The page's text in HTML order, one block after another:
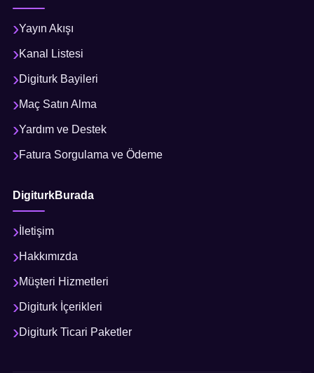
Yayın Akışı
Kanal Listesi
Digiturk Bayileri
Maç Satın Alma
Yardım ve Destek
Fatura Sorgulama ve Ödeme
DigiturkBurada
İletişim
Hakkımızda
Müşteri Hizmetleri
Digiturk İçerikleri
Digiturk Ticari Paketler